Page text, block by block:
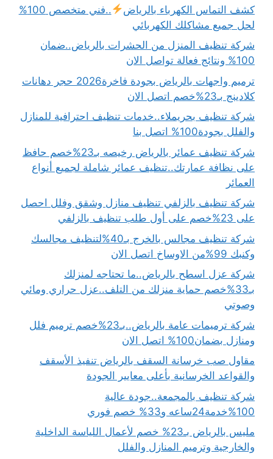
كشف التماس الكهرباء بالرياض
..فني متخصص 100%
لحل جميع مشاكلك الكهربائي
شركة تنظيف المنزل من الحشرات بالرياض..ضمان
100% ونتائج فعالة تواصل الان
ترميم واجهات بالرياض بجودة فاخرة2026 حجر دهانات
كلادينج بـ23%خصم اتصل الان
شركة تنظيف بحريملاء..خدمات تنظيف احترافية للمنازل
والفلل بجودة100% اتصل بنا
شركة تنظيف عمائر بالرياض رخيصه بـ23%خصم حافظ
على نظافة عمارتك..تنظيف عمائر شاملة لجميع أنواع
العمائر
شركة تنظيف بالزلفي تنظيف منازل وشقق وفلل احصل
على 23%خصم على أول طلب تنظيف بالزلفي
شركة تنظيف مجالس بالخرج بـ40%لتنظيف مجالسك
وكنبك 99%من الاوساخ اتصل الان
شركة عزل اسطح بالرياض..ما تحتاجه لمنزلك
بـ33%خصم حماية منزلك من التلف..عزل حراري ومائي
وصوتي
شركة ترميمات عامة بالرياض..بـ23%خصم ترميم فلل
ومنازل بضمان100% اتصل الان
مقاول صب خرسانة السقف بالرياض تنفيذ الأسقف
والقواعد الخرسانية بأعلى معايير الجودة
شركة تنظيف بالمجمعة..جودة عالية
100%خدمة24ساعه و33% خصم فوري
مليس بالرياض بـ23% خصم لأعمال اللياسة الداخلية
والخارجية وترميم المنازل والفلل